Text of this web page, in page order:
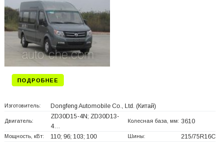
ПОДРОБНЕЕ
Изготовитель: Dongfeng Automobile Co., Ltd. (Китай)
Двигатель:
ZD30D15-4N; ZD30D13-
4…
Колесная база, мм: 3610
Мощность, кВт: 110; 96; 103; 100 Шины: 215/75R16C